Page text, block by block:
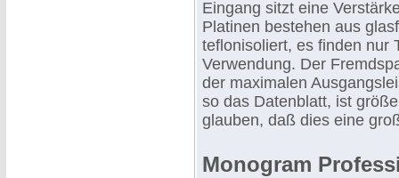
Eingang sitzt eine
Platinen bestehen aus
teflonisoliert, es finden nur
Verwendung. Der
der maximalen
so das Datenblatt, ist
glauben, daß dies eine
Monogram